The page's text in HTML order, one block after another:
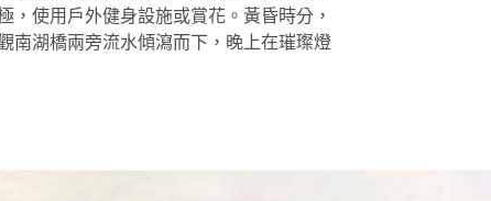
，使用戶外健身設施或賞花。黃昏時分，
南湖橋兩旁流水傾瀉而下，晚上在璀璨燈